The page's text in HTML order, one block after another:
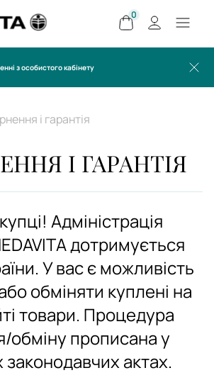
0
з особистого кабінету
і гарантія
І ГАРАНТІЯ
Адміністрація
дотримується
У вас є можливість
обміняти куплені на
товари. Процедура
обміну прописана у
законодавчих актах.